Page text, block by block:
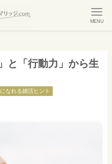
MENU
と「行動力」から生
なれる婚活ヒント